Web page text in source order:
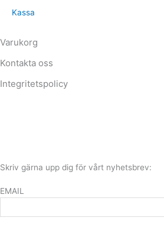
Kassa
Varukorg
Kontakta oss
Integritetspolicy
Skriv gärna upp dig för vårt nyhetsbrev:
EMAIL